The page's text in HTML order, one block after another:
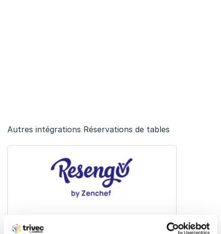
Autres intégrations Réservations de tables
Resengo